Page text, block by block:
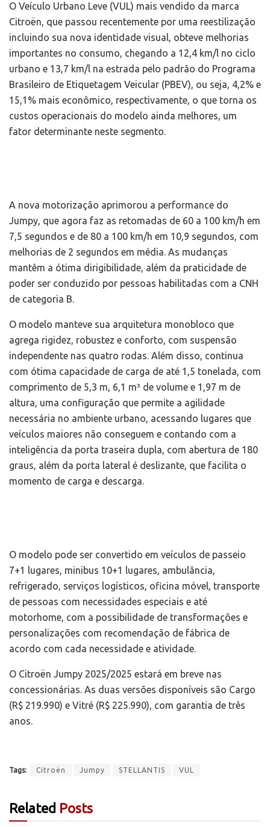
O Veículo Urbano Leve (VUL) mais vendido da marca
Citroën, que passou recentemente por uma reestilização
incluindo sua nova identidade visual, obteve melhorias
importantes no consumo, chegando a 12,4 km/l no ciclo
urbano e 13,7 km/l na estrada pelo padrão do Programa
Brasileiro de Etiquetagem Veicular (PBEV), ou seja, 4,2% e
15,1% mais econômico, respectivamente, o que torna os
custos operacionais do modelo ainda melhores, um
fator determinante neste segmento.
A nova motorização aprimorou a performance do
Jumpy, que agora faz as retomadas de 60 a 100 km/h em
7,5 segundos e de 80 a 100 km/h em 10,9 segundos, com
melhorias de 2 segundos em média. As mudanças
mantêm a ótima dirigibilidade, além da praticidade de
poder ser conduzido por pessoas habilitadas com a CNH
de categoria B.
O modelo manteve sua arquitetura monobloco que
agrega rigidez, robustez e conforto, com suspensão
independente nas quatro rodas. Além disso, continua
com ótima capacidade de carga de até 1,5 tonelada, com
comprimento de 5,3 m, 6,1 m³ de volume e 1,97 m de
altura, uma configuração que permite a agilidade
necessária no ambiente urbano, acessando lugares que
veículos maiores não conseguem e contando com a
inteligência da porta traseira dupla, com abertura de 180
graus, além da porta lateral é deslizante, que facilita o
momento de carga e descarga.
O modelo pode ser convertido em veículos de passeio
7+1 lugares, minibus 10+1 lugares, ambulância,
refrigerado, serviços logísticos, oficina móvel, transporte
de pessoas com necessidades especiais e até
motorhome, com a possibilidade de transformações e
personalizações com recomendação de fábrica de
acordo com cada necessidade e atividade.
O Citroën Jumpy 2025/2025 estará em breve nas
concessionárias. As duas versões disponíveis são Cargo
(R$ 219.990) e Vitré (R$ 225.990), com garantia de três
anos.
Tags: Citroën Jumpy STELLANTIS VUL
Related Posts